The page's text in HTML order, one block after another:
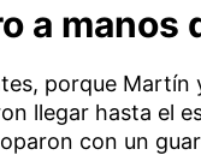
a manos
porque Martín
llegar hasta el
con un